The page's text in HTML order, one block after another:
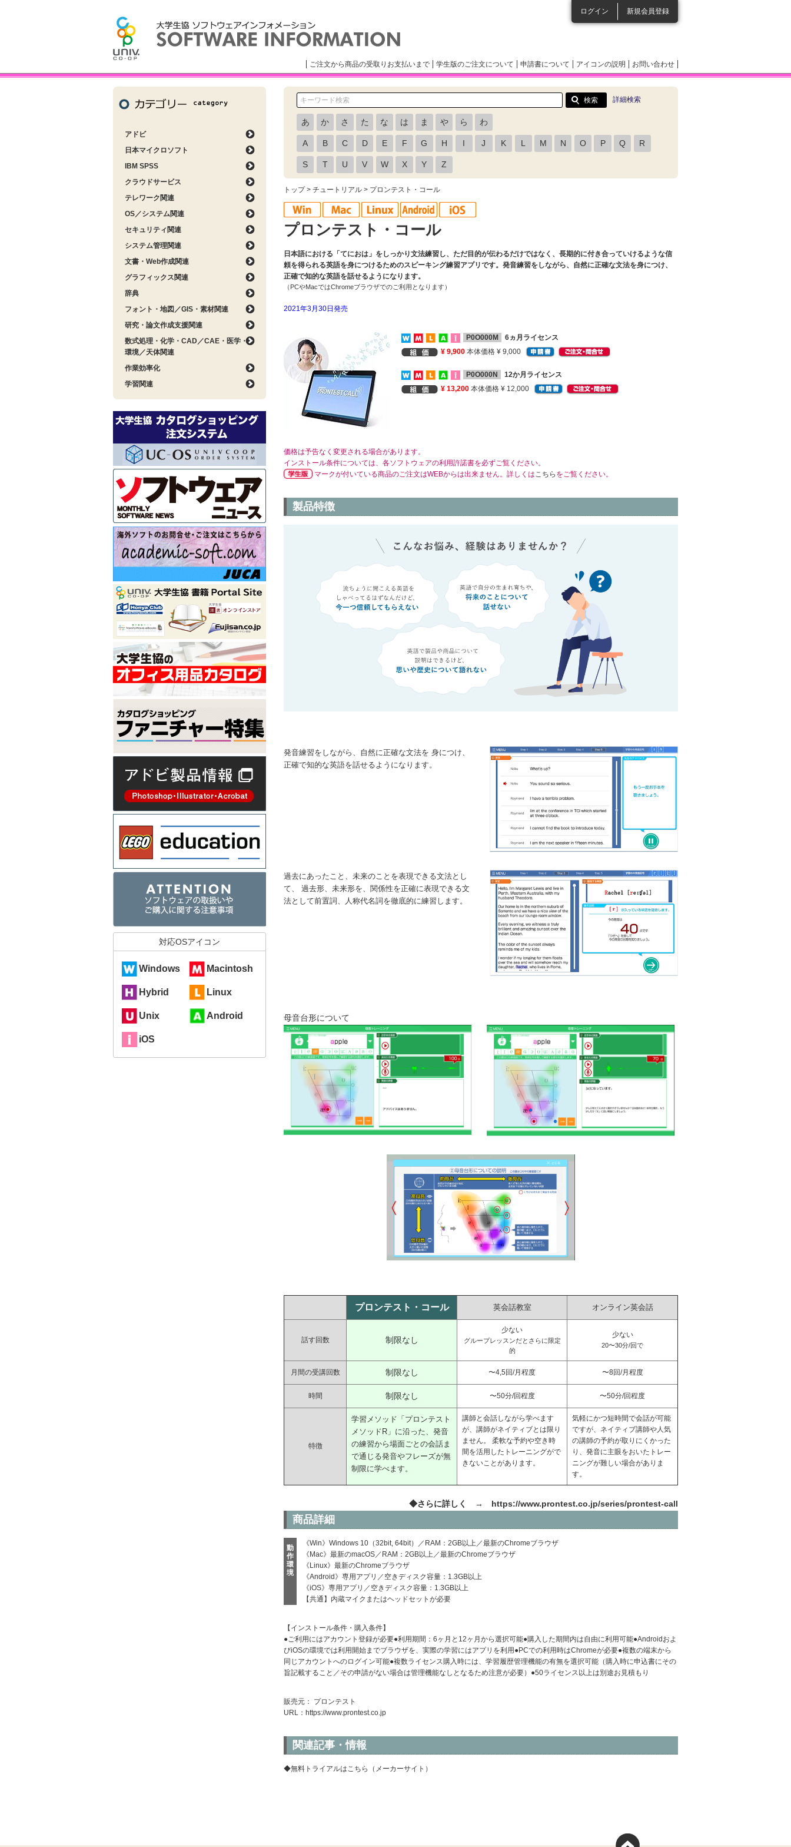
ログイン 新規会員登録
ご注文から商品の受取りお支払いまで 学生版のご注文について 申請書について アイコンの説明 お問い合わせ
詳細検索
あ か さ た な は ま や ら わ
A B C D E F G H I J K L M N O P Q R
S T U V W X Y Z
トップ> チュートリアル > プロンテスト・コール
プロンテスト・コール
日本語における「てにおは」をしっかり文法練習し、ただ目的が伝わるだけではなく、長期的に付き合っていけるような信
頼を得られる英語を身につけるためのスピーキング練習アプリです。発音練習をしながら、自然に正確な文法を身につけ、
正確で知的な英語を話せるようになります。
（PCやMacではChromeブラウザでのご利用となります）
2021年3月30日発売
P0O000M
6ヵ月ライセンス
¥ 9,900 本体価格 ¥ 9,000
P0O000N
12か月ライセンス
¥ 13,200 本体価格 ¥ 12,000
価格は予告なく変更される場合があります。
インストール条件については、各ソフトウェアの利用許諾書を必ずご覧ください。
マークが付いている商品のご注文はWEBからは出来ません。詳しくはこちら をご覧ください。
製品特徴
発音練習をしながら、自然に正確な文法を 身につけ、
正確で知的な英語を話せるようになります。
過去にあったこと、未来のことを表現できる文法とし
て、 過去形、未来形を、関係性を正確に表現できる文
法として前置詞、人称代名詞を徹底的に練習します。
母音台形について
プロンテスト・コール 英会話教室 オンライン英会話
話す回数 制限なし
少ない
グループレッスンだとさらに限定
的
少ない
20〜30分/回で
月間の受講回数 制限なし 〜4,5回/月程度 〜8回/月程度
時間 制限なし 〜50分/回程度 〜50分/回程度
特徴
学習メソッド「プロンテスト
メソッドR」に沿った、発音
の練習から場面ごとの会話ま
で通じる発音やフレーズが無
制限に学べます。
講師と会話しながら学べます
が、講師がネイティブとは限り
ません。 柔軟な予約や空き時
間を活用したトレーニングがで
きないことがあります。
気軽にかつ短時間で会話が可能
ですが、ネイティブ講師や人気
の講師の予約が取りにくかった
り、発音に主眼をおいたトレー
ニングが難しい場合がありま
す。
◆さらに詳しく → https://www.prontest.co.jp/series/prontest-call
商品詳細
動
作
環
境
《Win》Windows 10（32bit, 64bit）／RAM：2GB以上／最新のChromeブラウザ
《Mac》最新のmacOS／RAM：2GB以上／最新のChromeブラウザ
《Linux》最新のChromeブラウザ
《Android》専用アプリ／空きディスク容量：1.3GB以上
《iOS》専用アプリ／空きディスク容量：1.3GB以上
【共通】内蔵マイクまたはヘッドセットが必要
【インストール条件・購入条件】
●ご利用にはアカウント登録が必要●利用期間：6ヶ月と12ヶ月から選択可能●購入した期間内は自由に利用可能●Androidおよ
びiOSの環境では利用開始までブラウザを、実際の学習にはアプリを利用●PCでの利用時はChromeが必要●複数の端末から
同じアカウントへのログイン可能●複数ライセンス購入時には、学習履歴管理機能の有無を選択可能（購入時に申込書にその
旨記載すること／その申請がない場合は管理機能なしとなるため注意が必要）●50ライセンス以上は別途お見積もり
販売元： プロンテスト
URL： https://www.prontest.co.jp
関連記事・情報
◆無料トライアルはこちら（メーカーサイト）
アドビ
日本マイクロソフト
IBM SPSS
クラウドサービス
テレワーク関連
OS／システム関連
セキュリティ関連
システム管理関連
文書・Web作成関連
グラフィックス関連
辞典
フォント・地図／GIS・素材関連
研究・論文作成支援関連
数式処理・化学・CAD／CAE・医学・
環境／天体関連
作業効率化
学習関連
対応OSアイコン
Windows Macintosh
Hybrid Linux
Unix Android
iOS